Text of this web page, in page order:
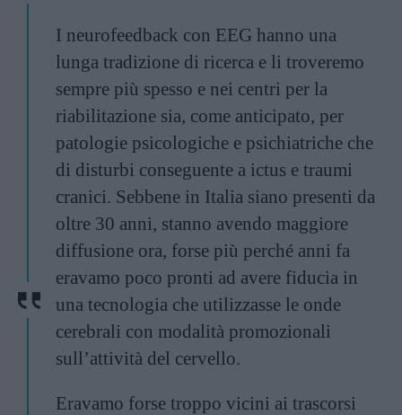
I neurofeedback con EEG hanno una
lunga tradizione di ricerca e li troveremo
sempre più spesso e nei centri per la
riabilitazione sia, come anticipato, per
patologie psicologiche e psichiatriche che
di disturbi conseguente a ictus e traumi
cranici. Sebbene in Italia siano presenti da
oltre 30 anni, stanno avendo maggiore
diffusione ora, forse più perché anni fa
eravamo poco pronti ad avere fiducia in
una tecnologia che utilizzasse le onde
cerebrali con modalità promozionali
sull’attività del cervello.
Eravamo forse troppo vicini ai trascorsi